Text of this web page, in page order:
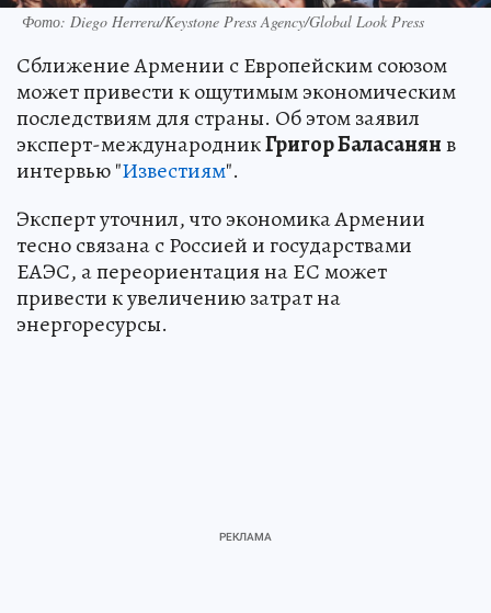
Фото: Diego Herrera/Keystone Press Agency/Global Look Press
Сближение Армении с Европейским союзом
может привести к ощутимым экономическим
последствиям для страны. Об этом заявил
эксперт-международникГригор Баласанянв
интервью "Известиям".
Эксперт уточнил, что экономика Армении
тесно связана с Россией и государствами
ЕАЭС, а переориентация на ЕС может
привести к увеличению затрат на
энергоресурсы.